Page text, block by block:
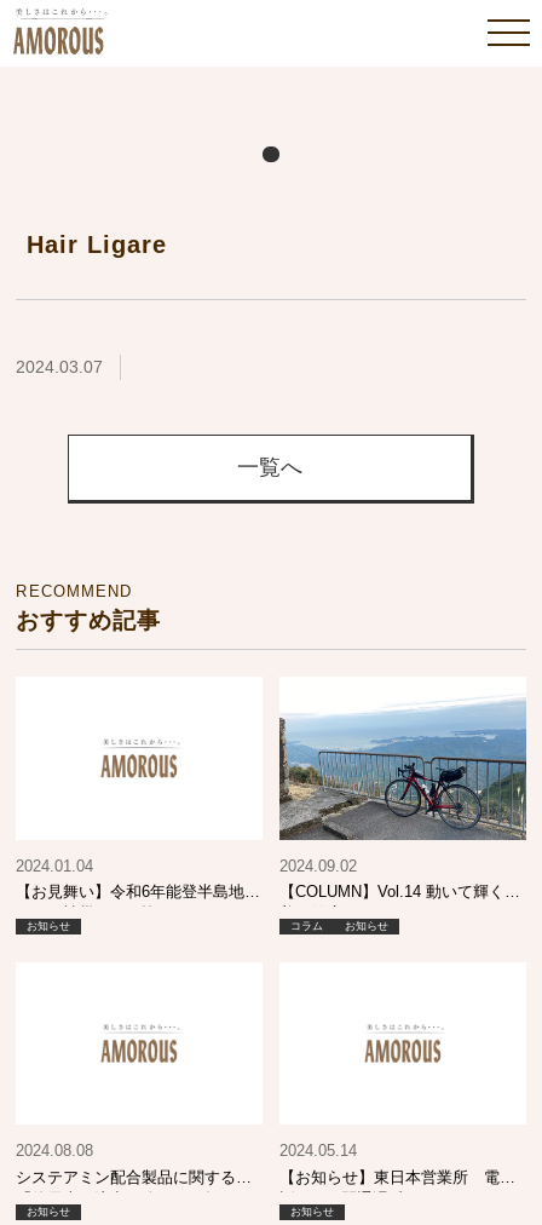
Hair Ligare
2024.03.07
一覧へ
RECOMMEND
おすすめ記事
【お見舞い】令和6年能登半島地震
2024.01.04
お知らせ
【COLUMN】Vol.14 動いて輝く！
2024.09.02
コラム お知らせ
システアミン配合製品に関する
「使用上の注意」改正のお知らせ
2024.08.08
お知らせ
【お知らせ】東日本営業所 電
話・FAX開通遅延について
2024.05.14
お知らせ